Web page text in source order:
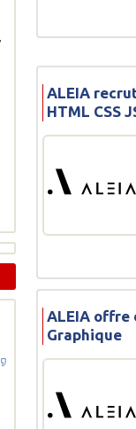
ALEIA
HTML CSS
ALEIA offre
Graphique